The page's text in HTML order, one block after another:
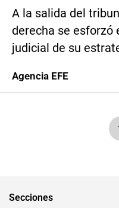
A la salida del
derecha se esforzó
judicial de su
Agencia EFE
Secciones